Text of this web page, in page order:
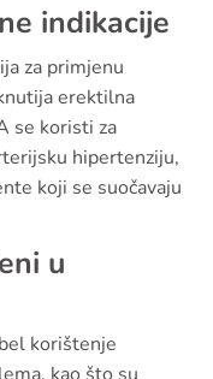
indikacije
za primjenu
erektilna
se koristi za
hipertenziju,
koji se suočavaju
u
korištenje